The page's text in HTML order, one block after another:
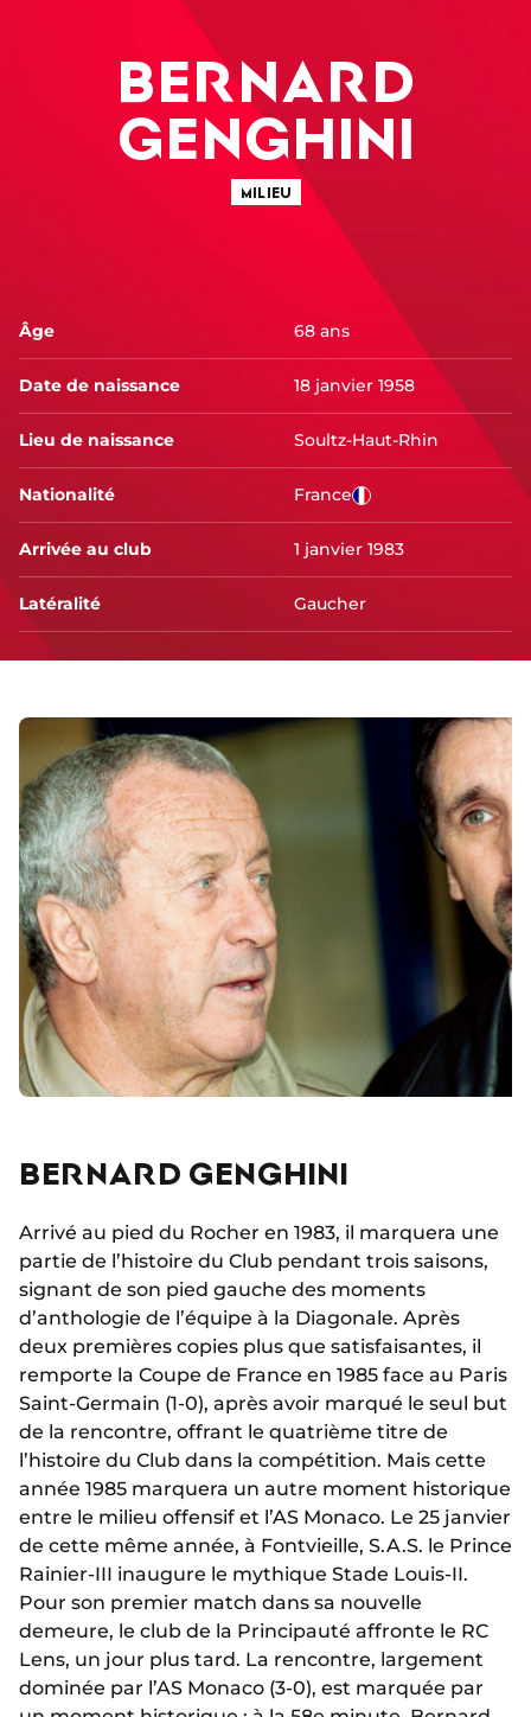
BERNARD
GENGHINI
MILIEU
Âge 68 ans
Date de naissance 18 janvier 1958
Lieu de naissance Soultz-Haut-Rhin
Nationalité France
Arrivée au club 1 janvier 1983
Latéralité Gaucher
BERNARD GENGHINI
Arrivé au pied du Rocher en 1983, il marquera une
partie de l’histoire du Club pendant trois saisons,
signant de son pied gauche des moments
d’anthologie de l’équipe à la Diagonale. Après
deux premières copies plus que satisfaisantes, il
remporte la Coupe de France en 1985 face au Paris
Saint-Germain (1-0), après avoir marqué le seul but
de la rencontre, offrant le quatrième titre de
l’histoire du Club dans la compétition. Mais cette
année 1985 marquera un autre moment historique
entre le milieu offensif et l’AS Monaco. Le 25 janvier
de cette même année, à Fontvieille, S.A.S. le Prince
Rainier-III inaugure le mythique Stade Louis-II.
Pour son premier match dans sa nouvelle
demeure, le club de la Principauté affronte le RC
Lens, un jour plus tard. La rencontre, largement
dominée par l’AS Monaco (3-0), est marquée par